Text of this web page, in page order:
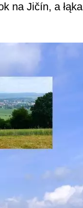
na Jičín, a łąka